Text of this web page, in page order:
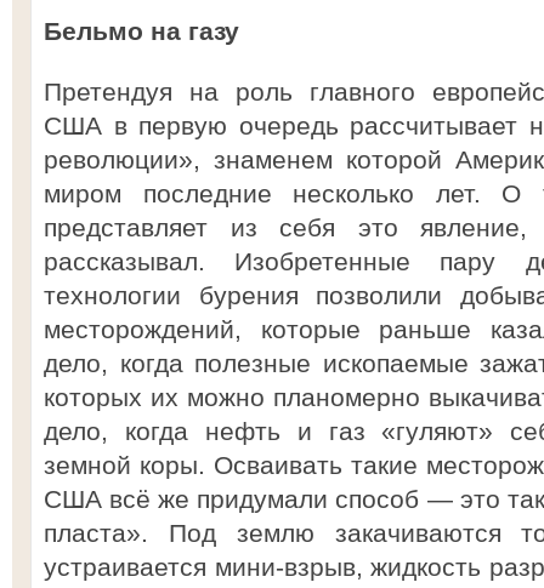
Бельмо на газу
Претендуя на роль главного
США в первую очередь рассчитывает
революции», знаменем которой
миром последние несколько лет.
представляет из себя это
рассказывал. Изобретенные пару
технологии бурения позволили
месторождений, которые раньше
дело, когда полезные ископаемые
которых их можно планомерно
дело, когда нефть и газ «гуляют»
земной коры. Осваивать такие
США всё же придумали способ — это
пласта». Под землю закачиваются
устраивается мини-взрыв, жидкость